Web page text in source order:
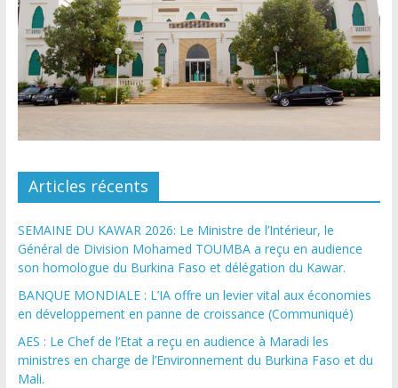
Articles récents
SEMAINE DU KAWAR 2026: Le Ministre de l’Intérieur, le
Général de Division Mohamed TOUMBA a reçu en audience
son homologue du Burkina Faso et délégation du Kawar.
BANQUE MONDIALE : L’IA offre un levier vital aux économies
en développement en panne de croissance (Communiqué)
AES : Le Chef de l’Etat a reçu en audience à Maradi les
ministres en charge de l’Environnement du Burkina Faso et du
Mali.